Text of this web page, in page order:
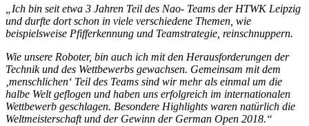
„Ich bin seit etwa 3 Jahren Teil des Nao- Teams der HTWK Leipzig
und durfte dort schon in viele verschiedene Themen, wie
beispielsweise Pfifferkennung und Teamstrategie, reinschnuppern.
Wie unsere Roboter, bin auch ich mit den Herausforderungen der
Technik und des Wettbewerbs gewachsen. Gemeinsam mit dem
‚menschlichen‘ Teil des Teams sind wir mehr als einmal um die
halbe Welt geflogen und haben uns erfolgreich im internationalen
Wettbewerb geschlagen. Besondere Highlights waren natürlich die
Weltmeisterschaft und der Gewinn der German Open 2018.“